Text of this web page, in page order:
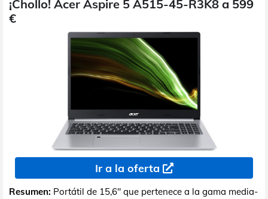
¡Chollo! Acer Aspire 5 A515-45-R3K8 a 599
€
Ir a la oferta
Resumen: Portátil de 15,6" que pertenece a la gama media-